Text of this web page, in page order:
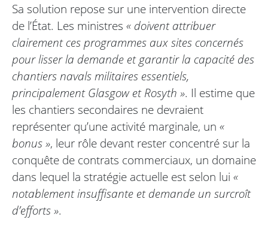
Sa solution repose sur une intervention directe
de l’État. Les ministres « doivent attribuer
clairement ces programmes aux sites concernés
pour lisser la demande et garantir la capacité des
chantiers navals militaires essentiels,
principalement Glasgow et Rosyth ». Il estime que
les chantiers secondaires ne devraient
représenter qu’une activité marginale, un «
bonus », leur rôle devant rester concentré sur la
conquête de contrats commerciaux, un domaine
dans lequel la stratégie actuelle est selon lui «
notablement insuffisante et demande un surcroît
d’efforts ».